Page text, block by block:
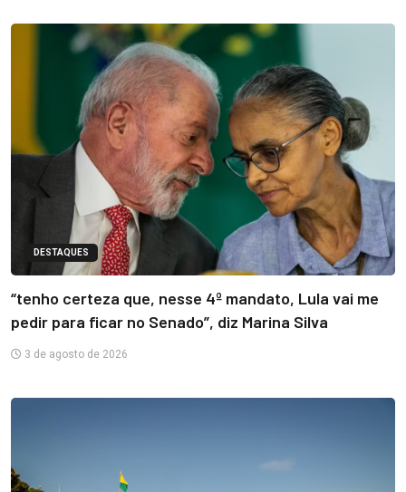
DESTAQUES
“tenho certeza que, nesse 4º mandato, Lula vai me
pedir para ficar no Senado”, diz Marina Silva
3 de agosto de 2026